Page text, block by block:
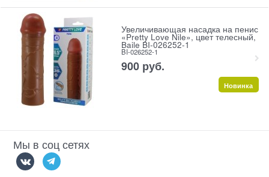
Увеличивающая насадка на пенис
«Pretty Love Nile», цвет телесный,
Baile BI-026252-1
BI-026252-1
900 руб.
Новинка
Мы в соц сетях